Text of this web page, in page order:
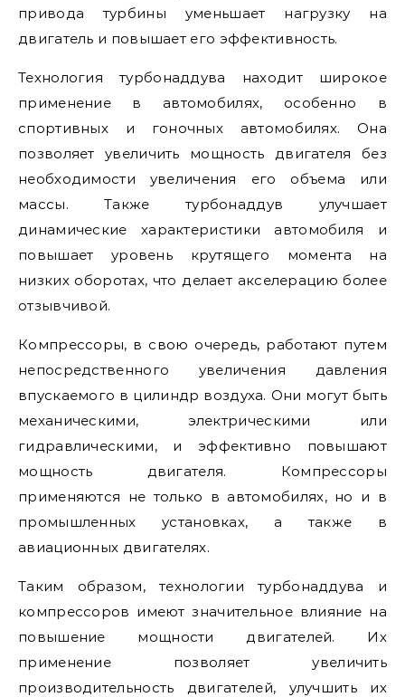
привода турбины уменьшает нагрузку на
двигатель и повышает его эффективность.
Технология турбонаддува находит широкое
применение в автомобилях, особенно в
спортивных и гоночных автомобилях. Она
позволяет увеличить мощность двигателя без
необходимости увеличения его объема или
массы. Также турбонаддув улучшает
динамические характеристики автомобиля и
повышает уровень крутящего момента на
низких оборотах, что делает акселерацию более
отзывчивой.
Компрессоры, в свою очередь, работают путем
непосредственного увеличения давления
впускаемого в цилиндр воздуха. Они могут быть
механическими, электрическими или
гидравлическими, и эффективно повышают
мощность двигателя. Компрессоры
применяются не только в автомобилях, но и в
промышленных установках, а также в
авиационных двигателях.
Таким образом, технологии турбонаддува и
компрессоров имеют значительное влияние на
повышение мощности двигателей. Их
применение позволяет увеличить
производительность двигателей, улучшить их